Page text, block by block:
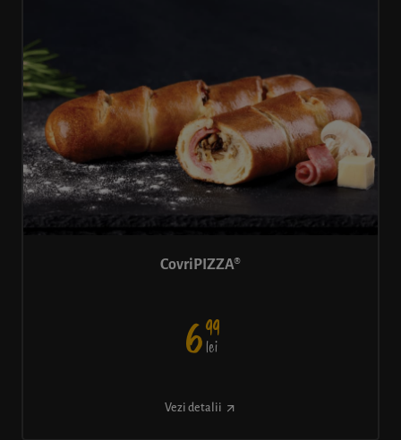
CovriPIZZA®
699
lei
Vezi detalii